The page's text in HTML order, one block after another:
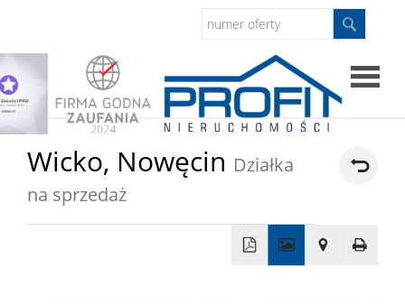
Wicko, Nowęcin Działka
na sprzedaż